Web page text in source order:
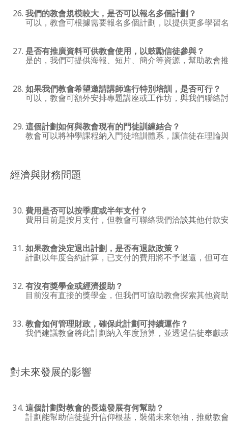
我們的教會規模較大，是否可以報名多個計劃？
可以，教會可根據需要報名多個計劃，以提供更多學習
是否有推廣資料可供教會使用，以鼓勵信徒參與？
是的，我們可提供海報、短片、簡介等資源，幫助教會
如果我們教會希望邀請講師進行特別培訓，是否可行？
可以，教會可額外安排專題講座或工作坊，與我們聯絡
這個計劃如何與教會現有的門徒訓練結合？
教會可以將神學課程納入門徒培訓體系，讓信徒在理論
經濟與財務問題
費用是否可以按季度或半年支付？
費用目前是按月支付，但教會可聯絡我們洽談其他付款
如果教會決定退出計劃，是否有退款政策？
計劃以年度合約計算，已支付的費用將不予退還，但可
有沒有獎學金或經濟援助？
目前沒有直接的獎學金，但我們可協助教會探索其他資
教會如何管理財政，確保此計劃可持續運作？
我們建議教會將此計劃納入年度預算，並透過信徒奉獻
對未來發展的影響
這個計劃對教會的長遠發展有何幫助？
計劃能幫助信徒提升信仰根基，裝備未來領袖，推動教